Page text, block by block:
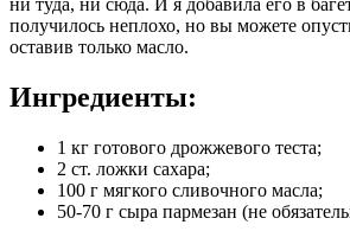
получилось неплохо, но вы можете
оставив только масло.
Ингредиенты:
1 кг готового дрожжевого теста;
2 ст. ложки сахара;
100 г мягкого сливочного масла;
50-70 г сыра пармезан (не